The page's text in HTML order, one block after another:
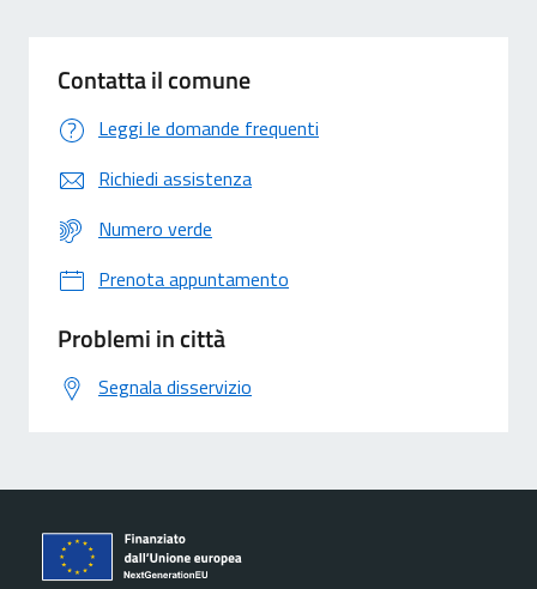
Contatta il comune
Leggi le domande frequenti
Richiedi assistenza
Numero verde
Prenota appuntamento
Problemi in città
Segnala disservizio